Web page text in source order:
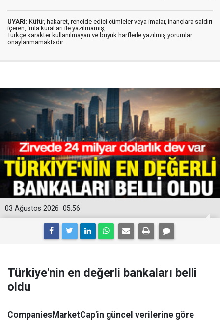
UYARI: Küfür, hakaret, rencide edici cümleler veya imalar, inançlara saldırı
içeren, imla kuralları ile yazılmamış,
Türkçe karakter kullanılmayan ve büyük harflerle yazılmış yorumlar
onaylanmamaktadır.
05:56
03 Ağustos 2026
Türkiye'nin en değerli bankaları belli
oldu
CompaniesMarketCap'in güncel verilerine göre